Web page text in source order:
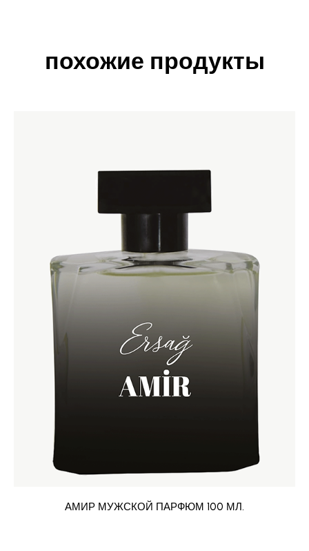
похожие продукты
АМИР МУЖСКОЙ ПАРФЮМ 100 МЛ.